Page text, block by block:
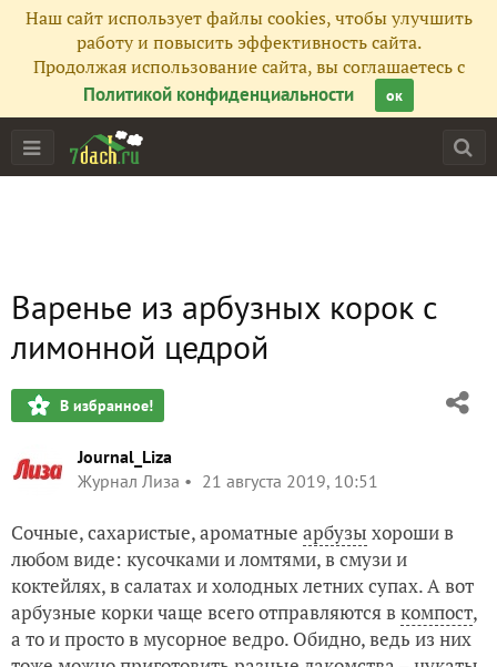
Наш сайт использует файлы cookies, чтобы улучшить
работу и повысить эффективность сайта.
Продолжая использование сайта, вы соглашаетесь с
Политикой конфиденциальности
ок
Варенье из арбузных корок с
лимонной цедрой
В избранное!
Journal_Liza
Журнал Лиза
21 августа 2019, 10:51
Сочные, сахаристые, ароматные арбузы хороши в
любом виде: кусочками и ломтями, в смузи и
коктейлях, в салатах и холодных летних супах. А вот
арбузные корки чаще всего отправляются вкомпост,
а то и просто в мусорное ведро. Обидно, ведь из них